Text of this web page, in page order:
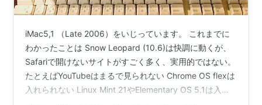
iMac5,1 （Late 2006）をいじっています。 これまでに
わかったことは Snow Leopard (10.6)は快調に動くが、
Safariで開けないサイトがすごく多く、実用的ではない。
たとえばYouTubeはまるで見られない Chrome OS flexは
入れられない Linux Mint 21やElementary OS 5.1は入れ